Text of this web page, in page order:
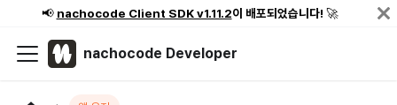
📢 nachocode Client SDK v1.11.2이 배포되었습니다! 🚀
nachocode Developer